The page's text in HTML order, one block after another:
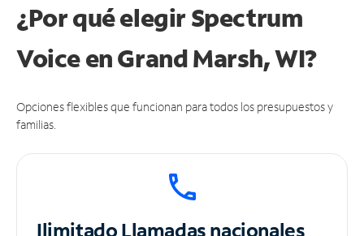
¿Por qué elegir Spectrum
Voice en Grand Marsh, WI?
Opciones flexibles que funcionan para todos los presupuestos y
familias.
IlimitadoLlamadas nacionales